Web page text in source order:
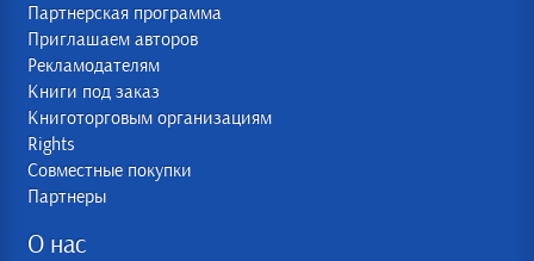
Партнерская программа
Приглашаем авторов
Рекламодателям
Книги под заказ
Книготорговым организациям
Rights
Совместные покупки
Партнеры
О нас